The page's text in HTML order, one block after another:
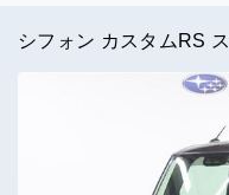
シフォン カスタムRS